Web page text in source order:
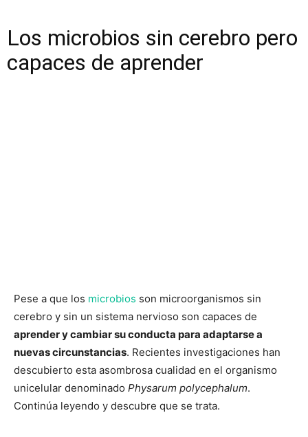
Los microbios sin cerebro pero
capaces de aprender
Pese a que los microbios son microorganismos sin
cerebro y sin un sistema nervioso son capaces de
aprender y cambiar su conducta para adaptarse a
nuevas circunstancias. Recientes investigaciones han
descubierto esta asombrosa cualidad en el organismo
unicelular denominado Physarum polycephalum.
Continúa leyendo y descubre que se trata.